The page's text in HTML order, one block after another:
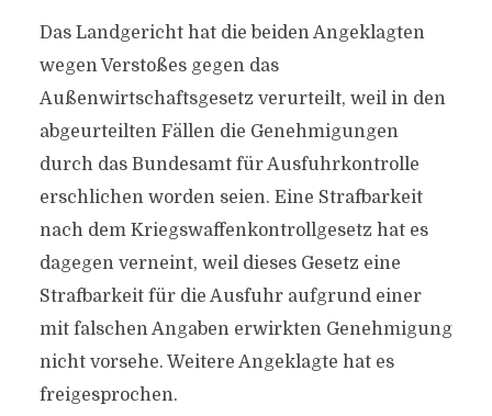
Das Landgericht hat die beiden Angeklagten
wegen Verstoßes gegen das
Außenwirtschaftsgesetz verurteilt, weil in den
abgeurteilten Fällen die Genehmigungen
durch das Bundesamt für Ausfuhrkontrolle
erschlichen worden seien. Eine Strafbarkeit
nach dem Kriegswaffenkontrollgesetz hat es
dagegen verneint, weil dieses Gesetz eine
Strafbarkeit für die Ausfuhr aufgrund einer
mit falschen Angaben erwirkten Genehmigung
nicht vorsehe. Weitere Angeklagte hat es
freigesprochen.